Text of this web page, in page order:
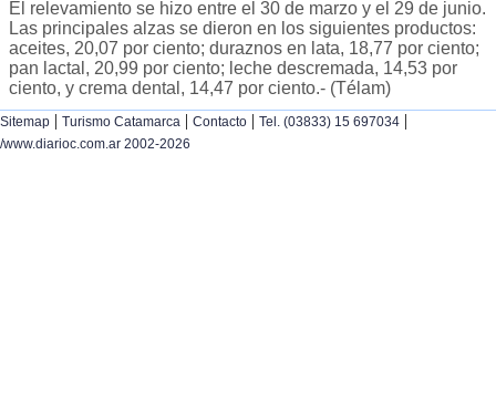
El relevamiento se hizo entre el 30 de marzo y el 29 de junio.
Las principales alzas se dieron en los siguientes productos:
aceites, 20,07 por ciento; duraznos en lata, 18,77 por ciento;
pan lactal, 20,99 por ciento; leche descremada, 14,53 por
ciento, y crema dental, 14,47 por ciento.- (Télam)
Sitemap | Turismo Catamarca | Contacto | Tel. (03833) 15 697034 |
/www.diarioc.com.ar 2002-2026